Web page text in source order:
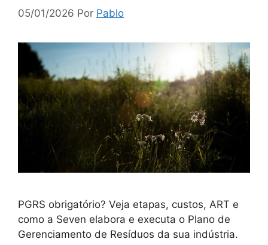
05/01/2026 Por Pablo
PGRS obrigatório? Veja etapas, custos, ART e
como a Seven elabora e executa o Plano de
Gerenciamento de Resíduos da sua indústria.